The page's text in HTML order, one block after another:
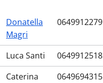
Donatella
Magri
0649912279
Luca Santi 0649912518
Caterina
0649694315